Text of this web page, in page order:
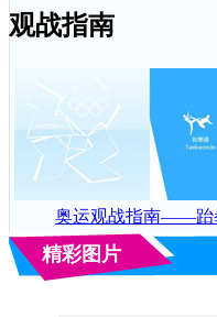
观战指南
奥运观战指南——跆
精彩图片